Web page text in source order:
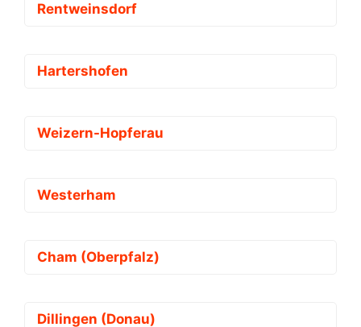
Rentweinsdorf
Hartershofen
Weizern-Hopferau
Westerham
Cham (Oberpfalz)
Dillingen (Donau)